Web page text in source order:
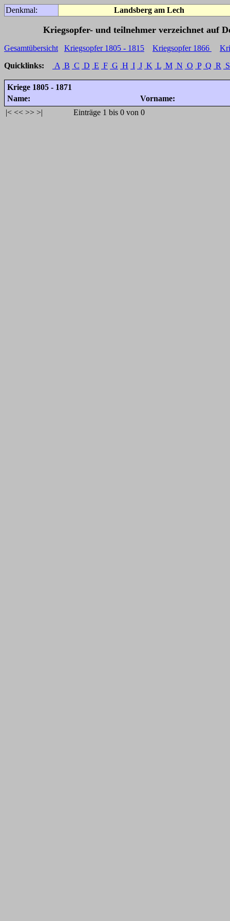
Denkmal: Landsberg am Lech
Kriegsopfer- und teilnehmer verzeichnet auf
Gesamtübersicht Kriegsopfer 1805 - 1815 Kriegsopfer 1866
Quicklinks:
A B C D E F G H I J K L M N O P Q R S
Kriege 1805 - 1871
Name:
Vorname:
|< << >> >| Einträge 1 bis 0 von 0